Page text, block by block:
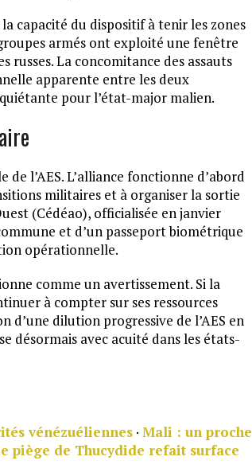
capacité du dispositif à tenir les zones
armés ont exploité une fenêtre
La concomitance des assauts
apparente entre les deux
pour l’état-major malien.
l’AES. L’alliance fonctionne d’abord
militaires et à organiser la sortie
(Cédéao), officialisée en janvier
et d’un passeport biométrique
opérationnelle.
comme un avertissement. Si la
à compter sur ses ressources
dilution progressive de l’AES en
désormais avec acuité dans les états-
vénézuéliennes · Mali : un proche
piège de Thucydide refait surface